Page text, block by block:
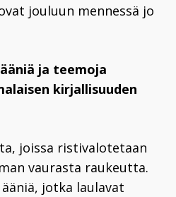
jouluun mennessä jo
ja teemoja
kirjallisuuden
joissa ristivalotetaan
vaurasta raukeutta.
jotka laulavat